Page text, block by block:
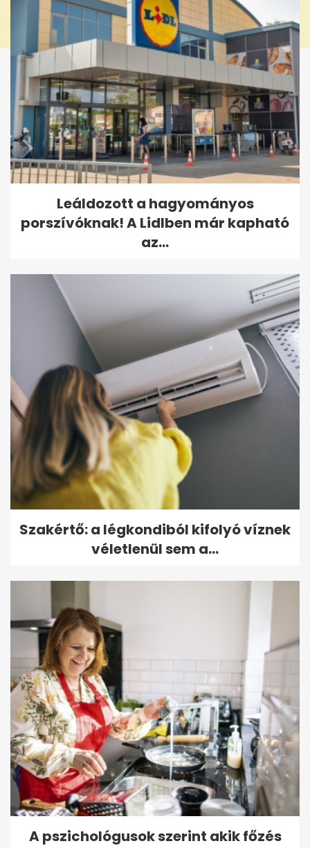
Leáldozott a hagyományos
porszívóknak! A Lidlben már kapható
az...
Szakértő: a légkondiból kifolyó víznek
véletlenül sem a...
A pszichológusok szerint akik főzés